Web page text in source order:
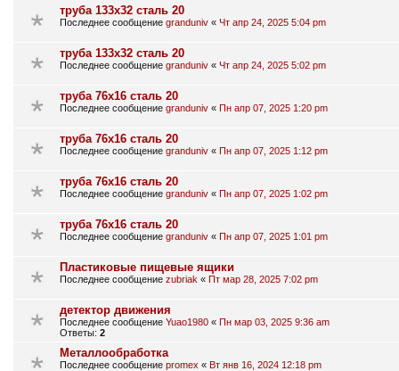
труба 133х32 сталь 20
Последнее сообщение granduniv « Чт апр 24, 2025 5:04 pm
труба 133х32 сталь 20
Последнее сообщение granduniv « Чт апр 24, 2025 5:02 pm
труба 76х16 сталь 20
Последнее сообщение granduniv « Пн апр 07, 2025 1:20 pm
труба 76х16 сталь 20
Последнее сообщение granduniv « Пн апр 07, 2025 1:12 pm
труба 76х16 сталь 20
Последнее сообщение granduniv « Пн апр 07, 2025 1:02 pm
труба 76х16 сталь 20
Последнее сообщение granduniv « Пн апр 07, 2025 1:01 pm
Пластиковые пищевые ящики
Последнее сообщение zubriak « Пт мар 28, 2025 7:02 pm
детектор движения
Последнее сообщение Yuao1980 « Пн мар 03, 2025 9:36 am
Ответы: 2
Металлообработка
Последнее сообщение promex « Вт янв 16, 2024 12:18 pm